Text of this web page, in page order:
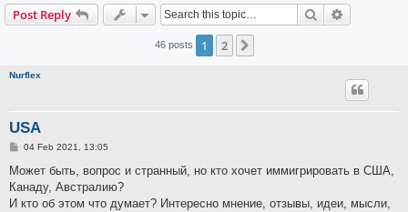
Post Reply Search
46 posts 1 2
Nurflex
USA
P
s
04 Feb 2021, 13:05
Может быть, вопрос и странный, но кто хочет иммигрировать в США,
Канаду, Австралию?
И кто об этом что думает? Интересно мнение, отзывы, идеи, мысли,